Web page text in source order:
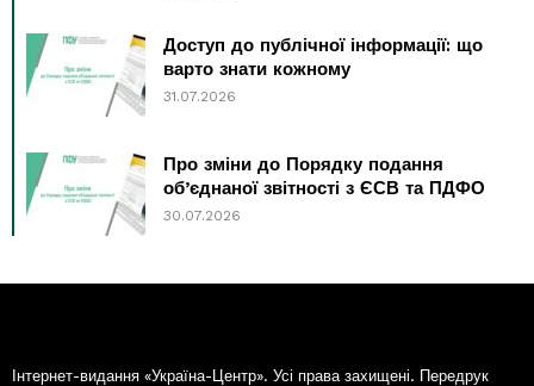
Доступ до публічної інформації: що
варто знати кожному
31.07.2026
Про зміни до Порядку подання
об’єднаної звітності з ЄСВ та ПДФО
30.07.2026
Інтернет-видання «Україна-Центр». Усі права захищені. Передрук